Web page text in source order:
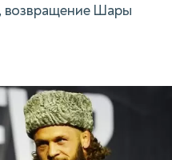
возвращение Шары